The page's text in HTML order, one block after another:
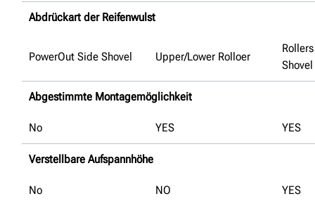
Abdrückart der Reifenwulst
PowerOut Side Shovel Upper/Lower Rolloer
Shovel
Abgestimmte Montagemöglichkeit
No YES YES
Verstellbare Aufspannhöhe
No NO YES